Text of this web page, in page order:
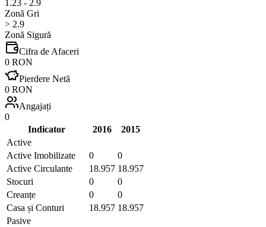
1.23 - 2.9
Zonă Gri
> 2.9
Zonă Sigură
Cifra de Afaceri
0 RON
Pierdere Netă
0 RON
Angajați
0
Indicator
2016
2015
Active
Active Imobilizate
0
0
Active Circulante
18.957 18.957
Stocuri
0
0
Creanțe
0
0
Casa și Conturi
18.957 18.957
Pasive